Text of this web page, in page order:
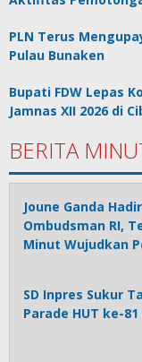
PLN Terus
Pulau Bunaken
Bupati FDW Lepas
Jamnas XII 2026 di
BERITA
Joune Ganda
Ombudsman RI,
Minut Wujudkan
SD Inpres Sukur
Parade HUT ke-